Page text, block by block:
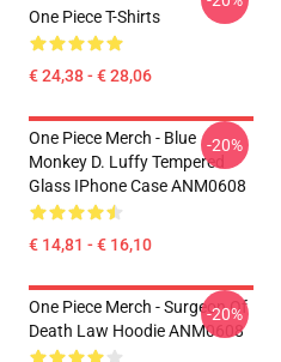
One Piece T-Shirts
€ 24,38 - € 28,06
One Piece Merch - Blue
Monkey D. Luffy Tempered
Glass IPhone Case ANM0608
€ 14,81 - € 16,10
-20%
One Piece Merch - Surgeon Of
Death Law Hoodie ANM0608
-20%